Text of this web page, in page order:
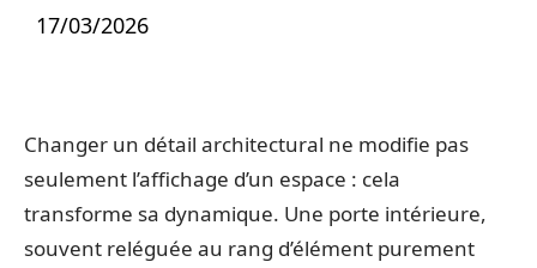
17/03/2026
Changer un détail architectural ne modifie pas
seulement l’affichage d’un espace : cela
transforme sa dynamique. Une porte intérieure,
souvent reléguée au rang d’élément purement